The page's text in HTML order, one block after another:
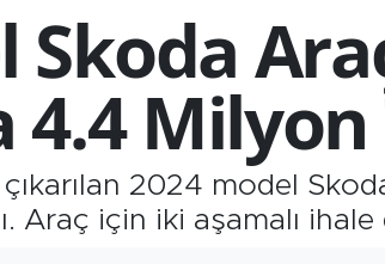
Skoda
Milyon
çıkarılan 2024 model
Araç için iki aşamalı